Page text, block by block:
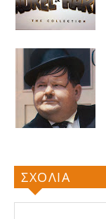
ΣΧΟΛΙΑ